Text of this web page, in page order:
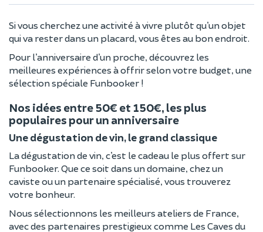
Si vous cherchez une activité à vivre plutôt qu’un objet
qui va rester dans un placard, vous êtes au bon endroit.
Pour l’anniversaire d’un proche, découvrez les
meilleures expériences à offrir selon votre budget, une
sélection spéciale Funbooker !
Nos idées entre 50€ et 150€, les plus
populaires pour un anniversaire
Une dégustation de vin, le grand classique
La dégustation de vin, c’est le cadeau le plus offert sur
Funbooker. Que ce soit dans un domaine, chez un
caviste ou un partenaire spécialisé, vous trouverez
votre bonheur.
Nous sélectionnons les meilleurs ateliers de France,
avec des partenaires prestigieux comme Les Caves du